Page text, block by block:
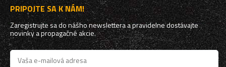
PRIPOJTE SA K NÁM!
Zaregistrujte sa do nášho newslettera a pravidelne dostávajte
novinky a propagačné akcie.